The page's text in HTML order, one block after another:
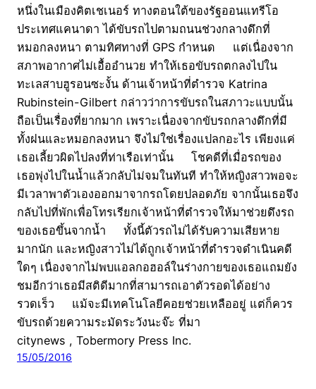
หนึ่งในเมืองคิตเชเนอร์ ทางตอนใต้ของรัฐออนแทรีโอ
ประเทศแคนาดา ได้ขับรถไปตามถนนช่วงกลางดึกที่
หมอกลงหนา ตามทิศทางที่ GPS กำหนด แต่เนื่องจาก
สภาพอากาศไม่เอื้ออำนวย ทำให้เธอขับรถตกลงไปใน
ทะเลสาบฮูรอนซะงั้น ด้านเจ้าหน้าที่ตำรวจ Katrina
Rubinstein-Gilbert กล่าวว่าการขับรถในสภาวะแบบนั้น
ถือเป็นเรื่องที่ยากมาก เพราะเนื่องจากขับรถกลางดึกที่มี
ทั้งฝนและหมอกลงหนา จึงไม่ใช่เรื่องแปลกอะไร เพียงแค่
เธอเลี้ยวผิดไปลงที่ท่าเรือเท่านั้น โชคดีที่เมื่อรถของ
เธอพุ่งไปในน้ำแล้วกลับไม่จมในทันที ทำให้หญิงสาวพอจะ
มีเวลาพาตัวเองออกมาจากรถโดยปลอดภัย จากนั้นเธอจึง
กลับไปที่พักเพื่อโทรเรียกเจ้าหน้าที่ตำรวจให้มาช่วยดึงรถ
ของเธอขึ้นจากน้ำ ทั้งนี้ตัวรถไม่ได้รับความเสียหาย
มากนัก และหญิงสาวไม่ได้ถูกเจ้าหน้าที่ตำรวจดำเนินคดี
ใดๆ เนื่องจากไม่พบแอลกอฮอล์ในร่างกายของเธอแถมยัง
ชมอีกว่าเธอมีสติดีมากที่สามารถเอาตัวรอดได้อย่าง
รวดเร็ว แม้จะมีเทคโนโลยีคอยช่วยเหลืออยู่ แต่ก็ควร
ขับรถด้วยความระมัดระวังนะจ๊ะ ที่มา
citynews , Tobermory Press Inc.
15/05/2016